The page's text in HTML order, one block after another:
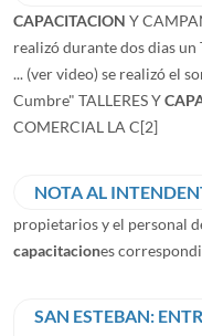
CAPACITACION Y
realizó durante dos dias
... (ver video) se realizó el
Cumbre" TALLERES Y
COMERCIAL LA C[2]
NOTA AL
propietarios y el personal
capacitaciones
SAN ESTEBAN: